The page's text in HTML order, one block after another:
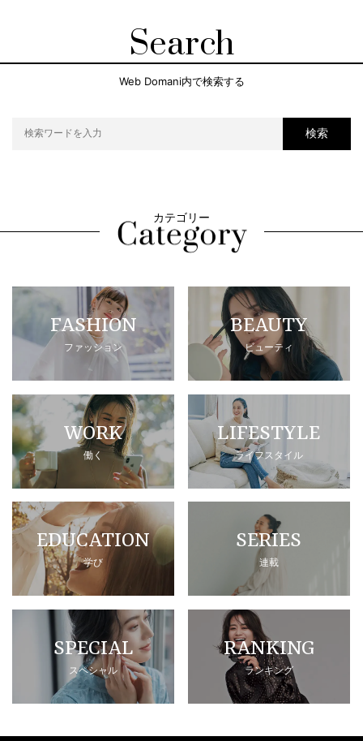
Search
Web Domani内で検索する
検索
カテゴリー
FASHION
ファッション
BEAUTY
ビューティ
WORK
働く
LIFESTYLE
ライフスタイル
EDUCATION
学び
SERIES
連載
SPECIAL
スペシャル
RANKING
ランキング